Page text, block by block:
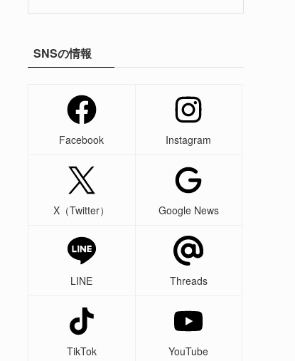
SNSの情報
Facebook Instagram
X（Twitter） Google News
LINE Threads
TikTok YouTube